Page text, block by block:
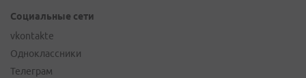
Социальные сети
vkontakte
Одноклассники
Телеграм